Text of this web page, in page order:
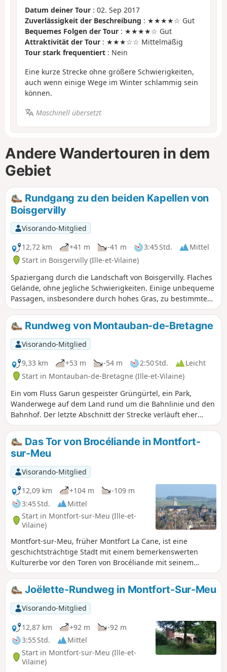
Datum deiner Tour : 02. Sep 2017
Zuverlässigkeit der Beschreibung : ★★★★☆ Gut
Bequemes Folgen der Tour : ★★★★☆ Gut
Attraktivität der Tour : ★★★☆☆ Mittelmäßig
Tour stark frequentiert : Nein
Eine kurze Strecke ohne größere Schwierigkeiten,
auch wenn einige Wege im Winter schlammig sein
können.
Maschinell übersetzt
Andere Wandertouren in dem
Gebiet
Rundgang zu den beiden Kapellen von
Boisgervilly
Visorando-Mitglied
12,72 km
+41 m -41 m 3:45 Std.
Mittel
Start in Boisgervilly (Ille-et-Vilaine)
Spaziergang durch die Landschaft von Boisgervilly. Flaches
Gelände, ohne jegliche Schwierigkeiten. Einige unbequeme
Passagen, insbesondere durch hohes Gras, zu bestimmten
Jahreszeiten. Sehenswert: die beiden Kapellen, die Kapelle
Saint-Antoine und die Kapelle Notre-Dame de Bon Secours.
Rundweg von Montauban-de-Bretagne
Visorando-Mitglied
9,33 km
+53 m -54 m 2:50 Std.
Leicht
Start in Montauban-de-Bretagne (Ille-et-Vilaine)
Ein vom Fluss Garun gespeister Grüngürtel, ein Park,
Wanderwege auf dem Land rund um die Bahnlinie und den
Bahnhof. Der letzte Abschnitt der Strecke verläuft eher
durch Wohngebiete, ist aber dennoch interessant, wenn
man dem GR®37 folgt.
Das Tor von Brocéliande in Montfort-
sur-Meu
Visorando-Mitglied
12,09 km
+104 m
-109 m
3:45 Std.
Mittel
Start in Montfort-sur-Meu (Ille-et-
Vilaine)
Montfort-sur-Meu, früher Montfort La Cane, ist eine
geschichtsträchtige Stadt mit einem bemerkenswerten
Kulturerbe vor den Toren von Brocéliande mit seinem
mythischen Wald und seinen Artus-Legenden:
Mittelalterliche Stadt unter den Herren von Gaël-Montfort;
befestigte Stadt, von der noch der Turm Papegault, das
Châtelet und Überreste der Stadtmauer erhalten sind;
religiöse Stadt mit der Abtei St-Jacques, dem
Ursulinenkloster und dem Geburtshaus des Heiligen Louis
Grignion de Montfort.
Joëlette-Rundweg in Montfort-Sur-Meu
Visorando-Mitglied
12,87 km
+92 m
-92 m
3:55 Std.
Mittel
Start in Montfort-sur-Meu (Ille-et-
Vilaine)